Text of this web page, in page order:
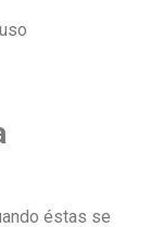
éstas se